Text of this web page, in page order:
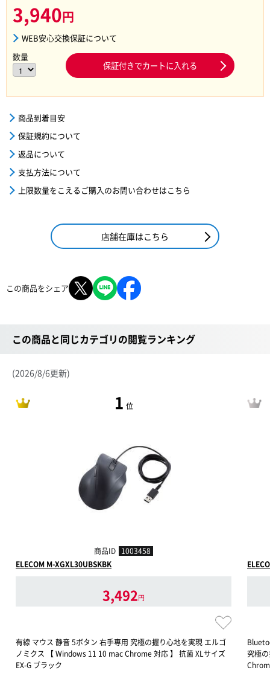
3,940円
WEB安心交換保証について
数量
保証付きでカートに入れる
商品到着目安
保証規約について
返品について
支払方法について
上限数量をこえるご購入のお問い合わせはこちら
店舗在庫はこちら
この商品をシェア
この商品と同じカテゴリの閲覧ランキング
(2026/8/6更新)
1 位
商品ID 1003458
ELECOM M-XGXL30UBSKBK
3,492円
有線 マウス 静音 5ボタン 右手専用 究極の握り心地を実現 エルゴ
ノミクス 【 Windows 11 10 mac Chrome 対応 】 抗菌 XLサイズ
EX-G ブラック
究極